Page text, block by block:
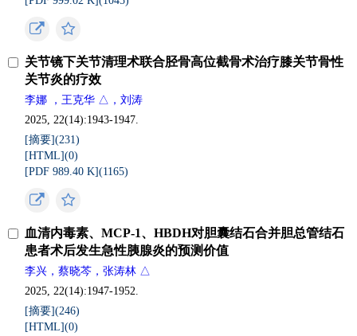
关节镜下关节清理术联合胫骨高位截骨术治疗膝关节骨性
关节炎的疗效
李娜 ，王克华 △，刘涛
2025, 22(14):1943-1947.
[摘要](231)
[HTML](0)
[PDF 989.40 K](1165)
血清内毒素、MCP-1、HBDH对胆囊结石合并胆总管结石
患者术后发生急性胰腺炎的预测价值
李兴，蔡晓芩，张涛林 △
2025, 22(14):1947-1952.
[摘要](246)
[HTML](0)